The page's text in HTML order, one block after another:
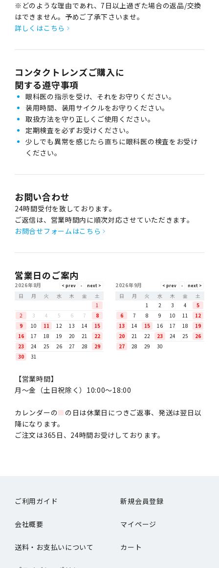
※どのような理由であれ、7日以上過ぎた場合の返品/交換
はできません。予めご了承下さいませ。
詳しくはこちら
コンタクトレンズご購入に
関する遵守事項
眼科医の指示を受け、それをお守りください。
装用時間、装用サイクルをお守りください。
取扱方法を守り正しくご使用ください。
定期検査を必ずお受けください。
少しでも異常を感じたら直ちに眼科医の検査をお受け
ください。
お問い合わせ
24時間受付を致しております。
ご返信は、営業時間内に順次対応させていただきます。
お問合せフォームはこちら
営業日のご案内
2026年8月
日
月 火 水 木 金
土
1
2
3 4 5 6 7
8
9
10 11 12 13 14
15
16
17 18 19 20 21
22
23
24 25 26 27 28
29
30
31
2026年9月
日
月 火 水 木 金
土
1
2 3 4
5
6
7 8 9 10 11
12
13
14 15 16 17 18
19
20
21 22 23 24 25
26
27
28 29 30
【営業時間】
月〜金（土日祝除く）10:00～18:00
カレンダーの■ の日は休業日につきご返事、発送は翌日以
降になります。
ご注文は365日、24時間お受けしております。
ご利用ガイド 新規会員登録
会社概要 マイページ
送料・お支払いについて カート